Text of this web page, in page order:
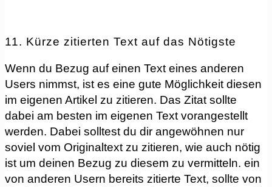
11. Kürze zitierten Text auf das Nötigste
Wenn du Bezug auf einen Text eines anderen
Users nimmst, ist es eine gute Möglichkeit diesen
im eigenen Artikel zu zitieren. Das Zitat sollte
dabei am besten im eigenen Text vorangestellt
werden. Dabei solltest du dir angewöhnen nur
soviel vom Originaltext zu zitieren, wie auch nötig
ist um deinen Bezug zu diesem zu vermitteln. ein
von anderen Usern bereits zitierte Text, sollte von